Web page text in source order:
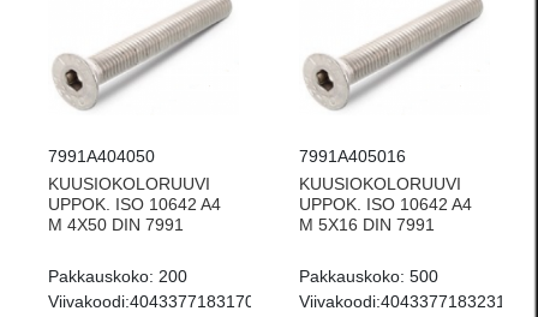
7991A404050
KUUSIOKOLORUUVI
UPPOK. ISO 10642 A4
M 4X50 DIN 7991
Pakkauskoko: 200
Viivakoodi:4043377183170
7991A405016
KUUSIOKOLORUUVI
UPPOK. ISO 10642 A4
M 5X16 DIN 7991
Pakkauskoko: 500
Viivakoodi:4043377183231